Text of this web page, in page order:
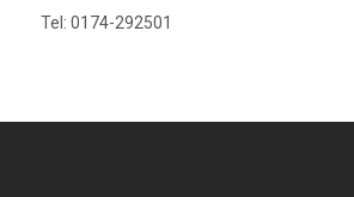
Tel: 0174-292501